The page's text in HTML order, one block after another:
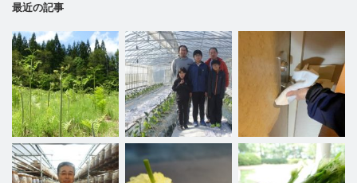
最近の記事